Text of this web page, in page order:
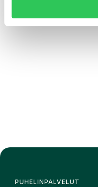
PUHELINPALVELUT